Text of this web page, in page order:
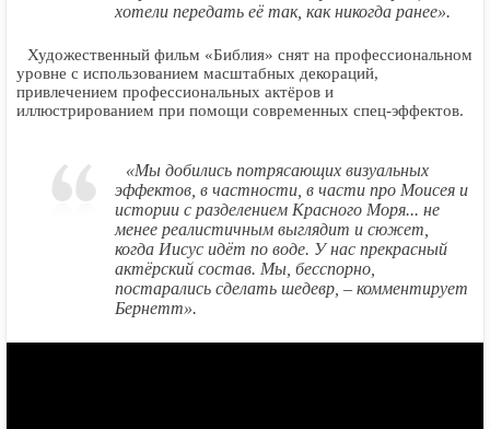
хотели передать её так, как никогда ранее».
Художественный фильм «Библия» снят на профессиональном
уровне с использованием масштабных декораций,
привлечением профессиональных актёров и
иллюстрированием при помощи современных спец-эффектов.
«Мы добились потрясающих визуальных
эффектов, в частности, в части про Моисея и
истории с разделением Красного Моря... не
менее реалистичным выглядит и сюжет,
когда Иисус идёт по воде. У нас прекрасный
актёрский состав. Мы, бесспорно,
постарались сделать шедевр, – комментирует
Бернетт».